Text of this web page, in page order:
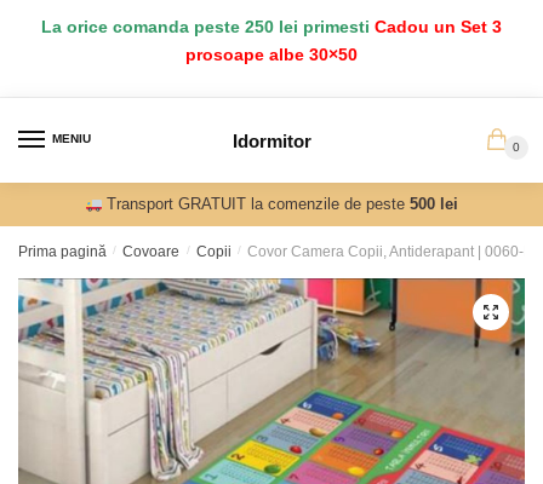
La orice comanda peste 250 lei primesti Cadou un Set 3
prosoape albe 30×50
MENIU Idormitor 0
Transport GRATUIT la comenzile de peste500 lei
Prima pagină / Covoare / Copii / Covor Camera Copii, Antiderapant | 0060-M